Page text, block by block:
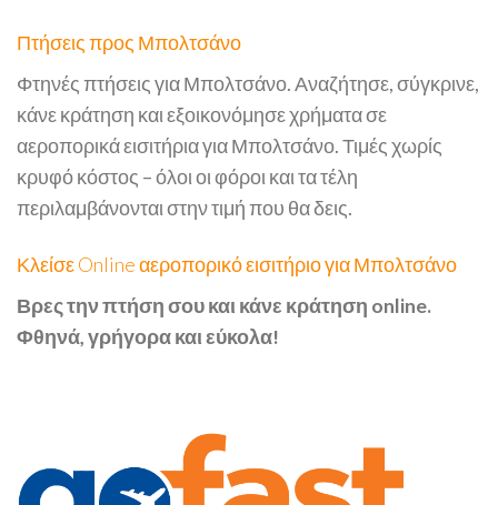
Πτήσεις προς Μπολτσάνο
Φτηνές πτήσεις για Μπολτσάνο. Αναζήτησε, σύγκρινε,
κάνε κράτηση και εξοικονόμησε χρήματα σε
αεροπορικά εισιτήρια για Μπολτσάνο. Τιμές χωρίς
κρυφό κόστος – όλοι οι φόροι και τα τέλη
περιλαμβάνονται στην τιμή που θα δεις.
Κλείσε Online αεροπορικό εισιτήριο για Μπολτσάνο
Βρες την πτήση σου και κάνε κράτηση online.
Φθηνά, γρήγορα και εύκολα!